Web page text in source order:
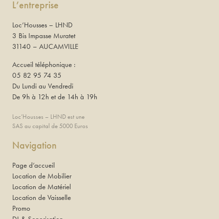
L’entreprise
Loc’Housses – LHND
3 Bis Impasse Muratet
31140 – AUCAMVILLE
Accueil téléphonique :
05 82 95 74 35
Du Lundi au Vendredi
De 9h à 12h et de 14h à 19h
Loc’Housses – LHND est une
SAS au capital de 5000 Euros
Navigation
Page d’accueil
Location de Mobilier
Location de Matériel
Location de Vaisselle
Promo